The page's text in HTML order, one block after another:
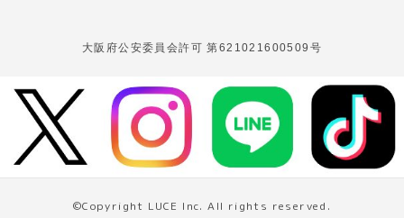
大阪府公安委員会許可 第621021600509号
©Copyright LUCE Inc. All rights reserved.